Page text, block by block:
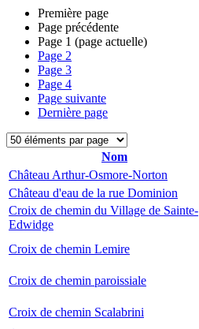
Première page
Page précédente
Page 1 (page actuelle)
Page 2
Page 3
Page 4
Page suivante
Dernière page
Nom
Château Arthur-Osmore-Norton
Château d'eau de la rue Dominion
Croix de chemin du Village de Sainte-
Edwidge
Croix de chemin Lemire
Croix de chemin paroissiale
Croix de chemin Scalabrini